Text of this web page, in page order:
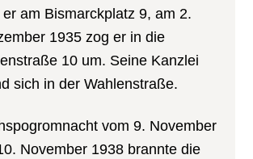
am Bismarckplatz 9, am 2.
1935 zog er in die
10 um. Seine Kanzlei
sich in der Wahlenstraße.
vom 9. November
November 1938 brannte die